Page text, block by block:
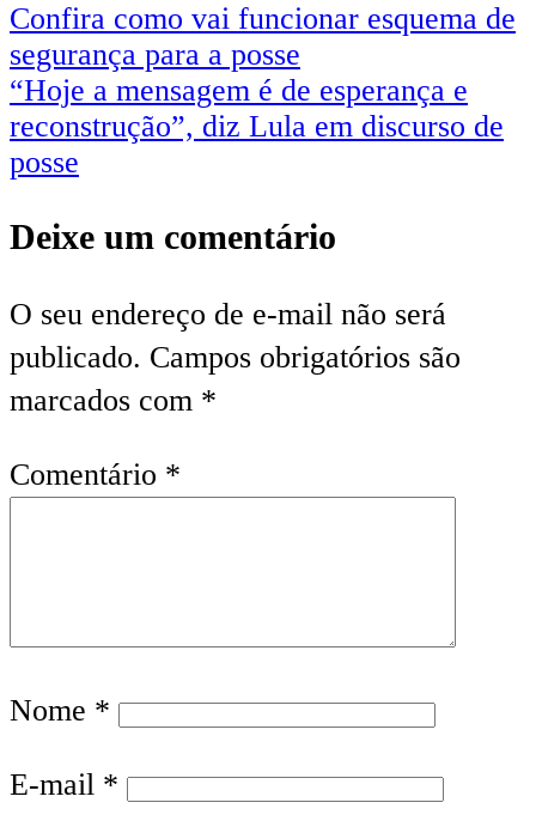
Navegação
de
Post
Confira como vai funcionar esquema de
segurança para a posse
“Hoje a mensagem é de esperança e
reconstrução”, diz Lula em discurso de
posse
Deixe um comentário
O seu endereço de e-mail não será
publicado. Campos obrigatórios são
marcados com *
Comentário *
Nome *
E-mail *